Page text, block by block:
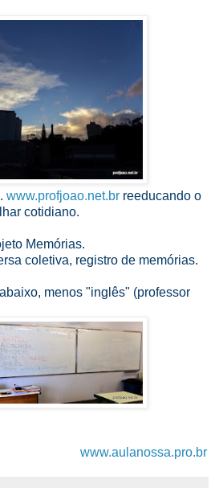
www.profjoao.net.brreeducando o
cotidiano.
Memórias.
coletiva, registro de memórias.
menos "inglês" (professor
www.aulanossa.pro.br